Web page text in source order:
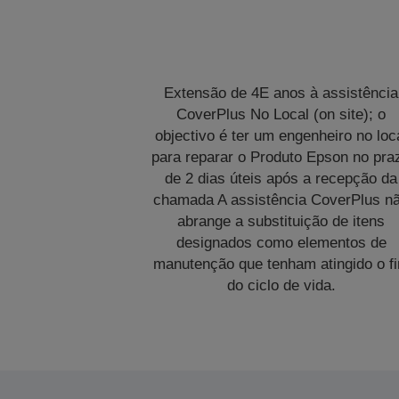
Extensão de 4E anos à assistência
CoverPlus No Local (on site); o
objectivo é ter um engenheiro no
para reparar o Produto Epson no
de 2 dias úteis após a recepção da
chamada A assistência CoverPlus
abrange a substituição de itens
designados como elementos de
manutenção que tenham atingido o
do ciclo de vida.